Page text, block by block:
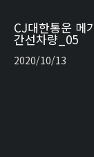
CJ대한통운 메
간선차량_05
2020/10/13